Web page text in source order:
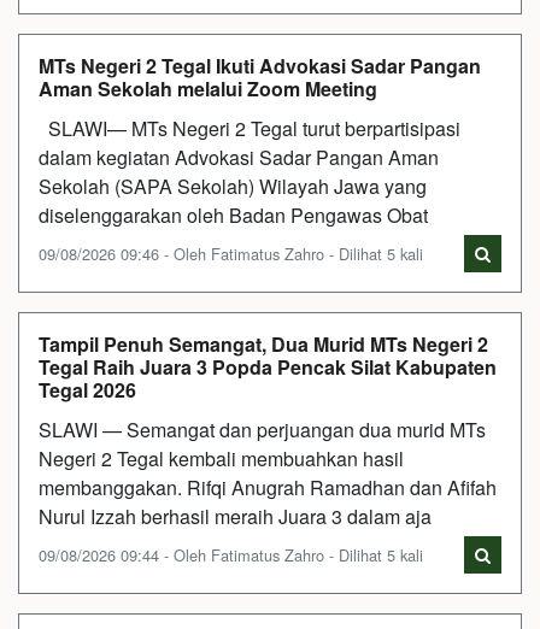
MTs Negeri 2 Tegal Ikuti Advokasi Sadar Pangan
Aman Sekolah melalui Zoom Meeting
SLAWI— MTs Negeri 2 Tegal turut berpartisipasi
dalam kegiatan Advokasi Sadar Pangan Aman
Sekolah (SAPA Sekolah) Wilayah Jawa yang
diselenggarakan oleh Badan Pengawas Obat
09/08/2026 09:46 - Oleh Fatimatus Zahro - Dilihat 5 kali
Tampil Penuh Semangat, Dua Murid MTs Negeri 2
Tegal Raih Juara 3 Popda Pencak Silat Kabupaten
Tegal 2026
SLAWI — Semangat dan perjuangan dua murid MTs
Negeri 2 Tegal kembali membuahkan hasil
membanggakan. Rifqi Anugrah Ramadhan dan Afifah
Nurul Izzah berhasil meraih Juara 3 dalam aja
09/08/2026 09:44 - Oleh Fatimatus Zahro - Dilihat 5 kali